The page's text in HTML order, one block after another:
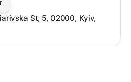
St, 5, 02000, Kyiv,